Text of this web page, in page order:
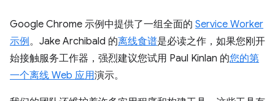
Google Chrome 示例中提供了一组全面的 Service Worker
示例。Jake Archibald 的离线食谱是必读之作，如果您刚开
始接触服务工作器，强烈建议您试用 Paul Kinlan 的您的第
一个离线 Web 应用演示。